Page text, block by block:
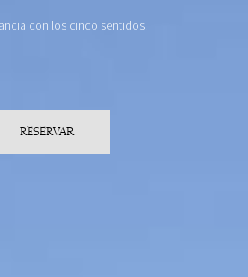
con los cinco sentidos.
RESERVAR